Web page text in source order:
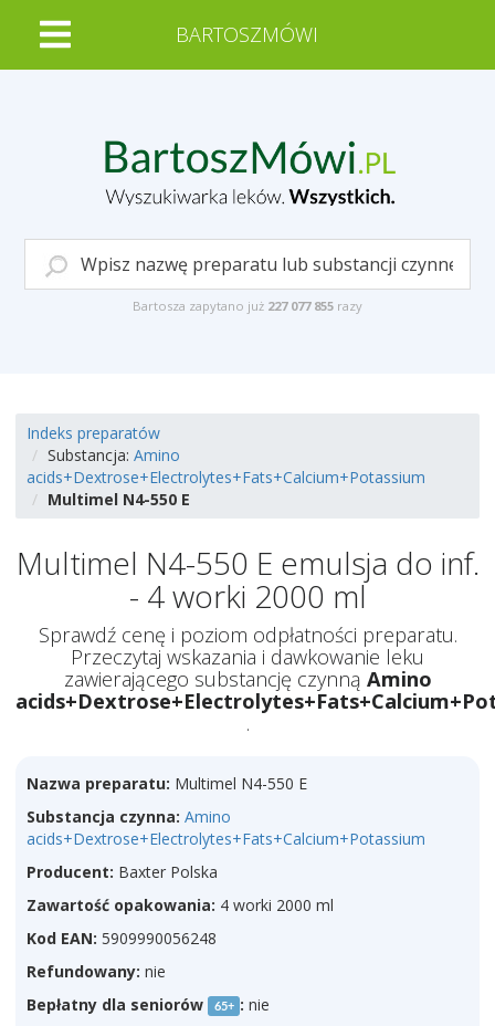
BARTOSZMÓWI
Bartosza zapytano już 227 077 855 razy
Indeks preparatów
Substancja: Amino
acids+Dextrose+Electrolytes+Fats+Calcium+Potassium
Multimel N4-550 E
Multimel N4-550 E emulsja do inf.
- 4 worki 2000 ml
Sprawdź cenę i poziom odpłatności preparatu.
Przeczytaj wskazania i dawkowanie leku
zawierającego substancję czynną Amino
.
Nazwa preparatu: Multimel N4-550 E
Substancja czynna: Amino
acids+Dextrose+Electrolytes+Fats+Calcium+Potassium
Producent: Baxter Polska
Zawartość opakowania: 4 worki 2000 ml
Kod EAN: 5909990056248
Refundowany: nie
Bepłatny dla seniorów
65+ : nie